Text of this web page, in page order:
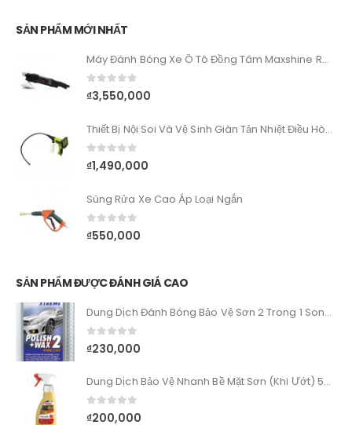
SẢN PHẨM MỚI NHẤT
Máy Đánh Bóng Xe Ô Tô Đồng Tâm Maxshine RO M1000
0out of 5
₫3,550,000
Thiết Bị Nội Soi Và Vệ Sinh Giàn Tản Nhiệt Điều Hòa Ô Tô
0out of 5
₫1,490,000
Súng Rửa Xe Cao Áp Loại Ngắn
0out of 5
₫550,000
SẢN PHẨM ĐƯỢC ĐÁNH GIÁ CAO
Dung Dịch Đánh Bóng Bảo Vệ Sơn 2 Trong 1 Sonax Xtreme Wax 2 In 1 Hybit NPT
0out of 5
₫230,000
Dung Dịch Bảo Vệ Nhanh Bề Mặt Sơn (Khi Ướt) 500ml - SONAX HighSpeedWax 500ml
0out of 5
₫200,000